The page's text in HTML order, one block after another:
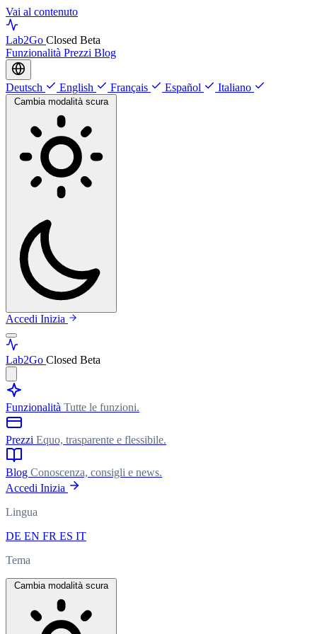
Vai al contenuto
Lab2Go Closed Beta
Funzionalità Prezzi Blog
Deutsch English Français Español Italiano
Cambia modalità scura
Accedi Inizia
Lab2Go Closed Beta
Funzionalità Tutte le funzioni.
Prezzi Equo, trasparente e flessibile.
Blog Conoscenza, consigli e news.
Accedi Inizia
Lingua
DE EN FR ES IT
Tema
Cambia modalità scura